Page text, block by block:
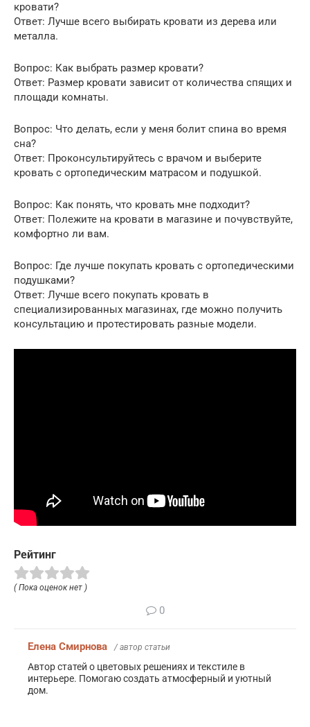
кровати?
Ответ: Лучше всего выбирать кровати из дерева или
металла.
Вопрос: Как выбрать размер кровати?
Ответ: Размер кровати зависит от количества спящих и
площади комнаты.
Вопрос: Что делать, если у меня болит спина во время
сна?
Ответ: Проконсультируйтесь с врачом и выберите
кровать с ортопедическим матрасом и подушкой.
Вопрос: Как понять, что кровать мне подходит?
Ответ: Полежите на кровати в магазине и почувствуйте,
комфортно ли вам.
Вопрос: Где лучше покупать кровать с ортопедическими
подушками?
Ответ: Лучше всего покупать кровать в
специализированных магазинах, где можно получить
консультацию и протестировать разные модели.
Рейтинг
( Пока оценок нет )
0
Елена Смирнова / автор статьи
Автор статей о цветовых решениях и текстиле в
интерьере. Помогаю создать атмосферный и уютный
дом.